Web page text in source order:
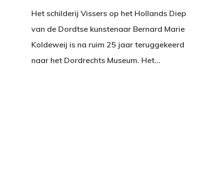
Het schilderij Vissers op het Hollands Diep
van de Dordtse kunstenaar Bernard Marie
Koldeweij is na ruim 25 jaar teruggekeerd
naar het Dordrechts Museum. Het…